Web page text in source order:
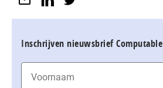
Inschrijven nieuwsbrief Computable